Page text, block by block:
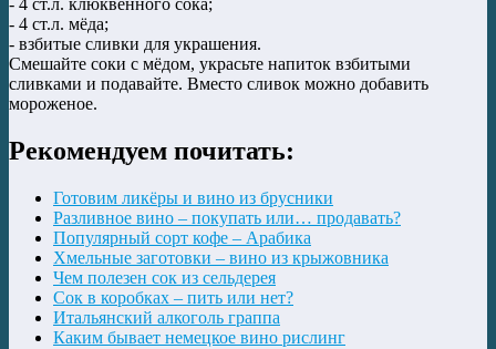
- 4 ст.л. клюквенного сока;
- 4 ст.л. мёда;
- взбитые сливки для украшения.
Смешайте соки с мёдом, украсьте напиток взбитыми
сливками и подавайте. Вместо сливок можно добавить
мороженое.
Рекомендуем почитать:
Готовим ликёры и вино из брусники
Разливное вино – покупать или… продавать?
Популярный сорт кофе – Арабика
Хмельные заготовки – вино из крыжовника
Чем полезен сок из сельдерея
Сок в коробках – пить или нет?
Итальянский алкоголь граппа
Каким бывает немецкое вино рислинг